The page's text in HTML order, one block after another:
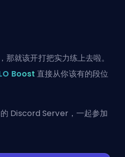
那就该开打把实力练上去啦。
Boost 直接从你该有的段位
的 Discord Server ，一起参加